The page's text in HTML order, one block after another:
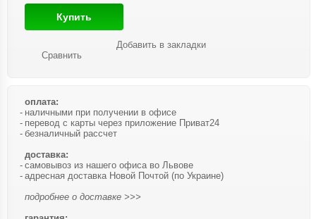
Купить
Сравнить
Добавить в закладки
оплата:
наличными при получении в офисе
перевод с карты через приложение Приват24
безналичный рассчет
доставка:
самовывоз из нашего офиса во Львове
адресная доставка Новой Почтой (по Украине)
подробнее о доставке >>>